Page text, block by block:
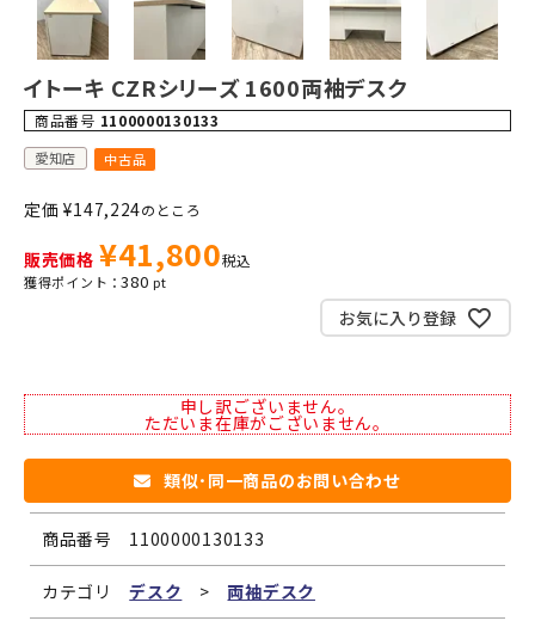
イトーキ CZRシリーズ 1600両袖デスク
商品番号 1100000130133
愛知店 中古品
定価 ¥147,224のところ
販売価格 ¥41,800税込
380
お気に入り登録
申し訳ございません。
ただいま在庫がございません。
類似･同一商品のお問い合わせ
商品番号 1100000130133
カテゴリ デスク > 両袖デスク